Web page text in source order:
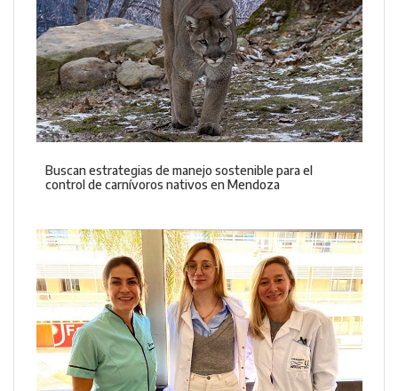
Buscan estrategias de manejo sostenible para el
control de carnívoros nativos en Mendoza